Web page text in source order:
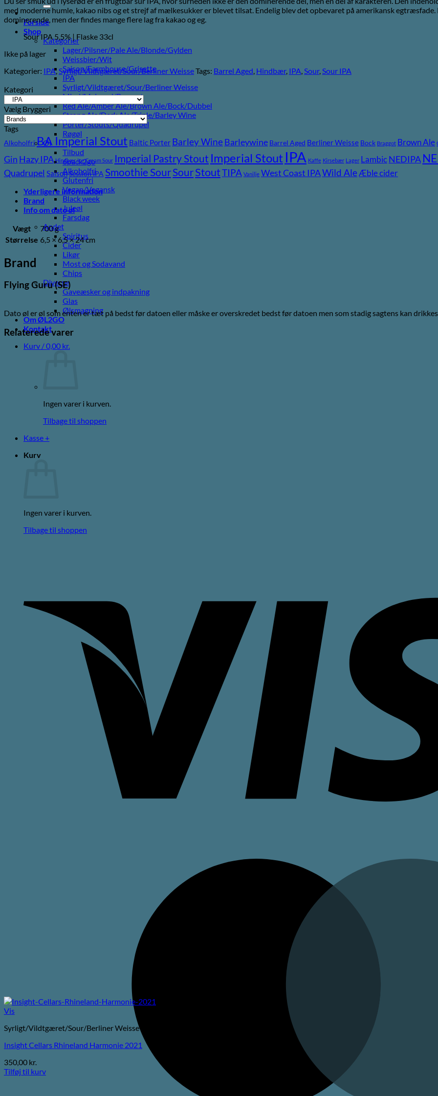
Forside
Shop
Kategorier
Lager/Pilsner/Pale Ale/Blonde/Gylden
Weissbier/Wit
Saison/Farmhouse/Grisette
IPA
Syrligt/Vildtgæret/Sour/Berliner Weisse
Mjød/Melomel/Braggot
Red Ale/Amber Ale/Brown Ale/Bock/Dubbel
Strong Ale/Dark Ale/Triple/Barley Wine
Porter/Stouts/Quadrupel
Røgøl
Øl
Tilbud
6pack2go
Alkoholfri
Glutenfri
Vegan/Vegansk
Black week
Juleøl
Farsdag
Andet
Spiritus
Cider
Likør
Most og Sodavand
Chips
Diverse
Gaveæsker og indpakning
Glas
Ølsmagning
Om ØL2GO
Kontakt
Kurv /0,00 kr.
Ingen varer i kurven.
Tilbage til shoppen
Kasse +
Kurv
Ingen varer i kurven.
Tilbage til shoppen
var:
35,00 kr..
er:
25,00 kr..
med moderne humle, kakao nibs og et strejf af mælkesukker er blevet tilsat. Endelig blev det opbevaret på amerikansk
dominerende, men der findes mange flere lag fra kakao og eg.
Sour IPA 5,5% | Flaske 33cl
Ikke på lager
Kategorier: IPA,Syrligt/Vildtgæret/Sour/Berliner WeisseTags: Barrel Aged, Hindbær, IPA,Sour,Sour IPA
Kategori
Vælg Bryggeri
Tags
AlkoholfriBA Imperial Stout Baltic Porter Barley Wine Barleywine Barrel Aged Berliner Weisse Bock Braggot Brown Ale
Gin Hazy IPA Hindbær Ice Cream Sour Imperial Pastry Stout Imperial Stout IPA Kaffe Kirsebær Lager Lambic NEDIPA
Quadrupel SaisonSession IPA Smoothie SourSourStoutTIPA Vanilje West Coast IPAWild Ale Æble cider
Yderligere information
Brand
Info om dato øl
Vægt
700 g
Størrelse 6,5 × 6,5 × 24 cm
Brand
Flying Guru (SE)
Dato øl er øl som enten er tæt på bedst før datoen eller måske er overskredet bedst før datoen men som stadig sagtens kan
Relaterede varer
Vis
Syrligt/Vildtgæret/Sour/Berliner Weisse
Insight Cellars Rhineland Harmonie 2021
350,00 kr.
Tilføj til kurv